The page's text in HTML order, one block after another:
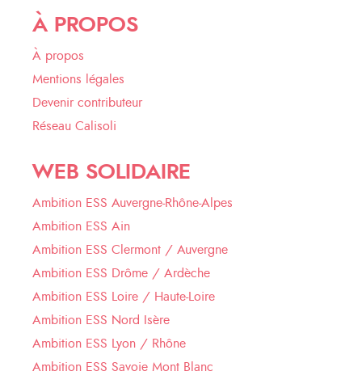
À PROPOS
À propos
Mentions légales
Devenir contributeur
Réseau Calisoli
WEB SOLIDAIRE
Ambition ESS Auvergne-Rhône-Alpes
Ambition ESS Ain
Ambition ESS Clermont / Auvergne
Ambition ESS Drôme / Ardèche
Ambition ESS Loire / Haute-Loire
Ambition ESS Nord Isère
Ambition ESS Lyon / Rhône
Ambition ESS Savoie Mont Blanc